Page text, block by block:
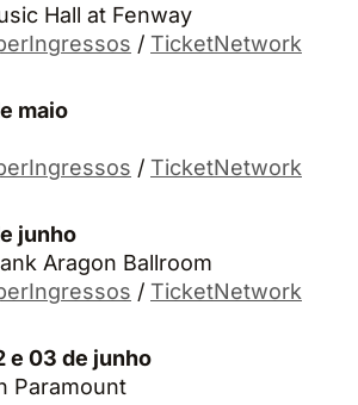
Hall at Fenway
/ TicketNetwork
maio
/ TicketNetwork
junho
Aragon Ballroom
/ TicketNetwork
e 03 de junho
Paramount